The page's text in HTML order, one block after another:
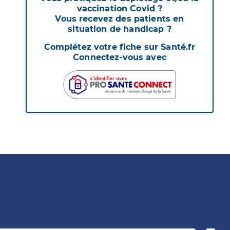
vaccination Covid ?
Vous recevez des patients en
situation de handicap ?
Complétez votre fiche sur Santé.fr
Connectez-vous avec